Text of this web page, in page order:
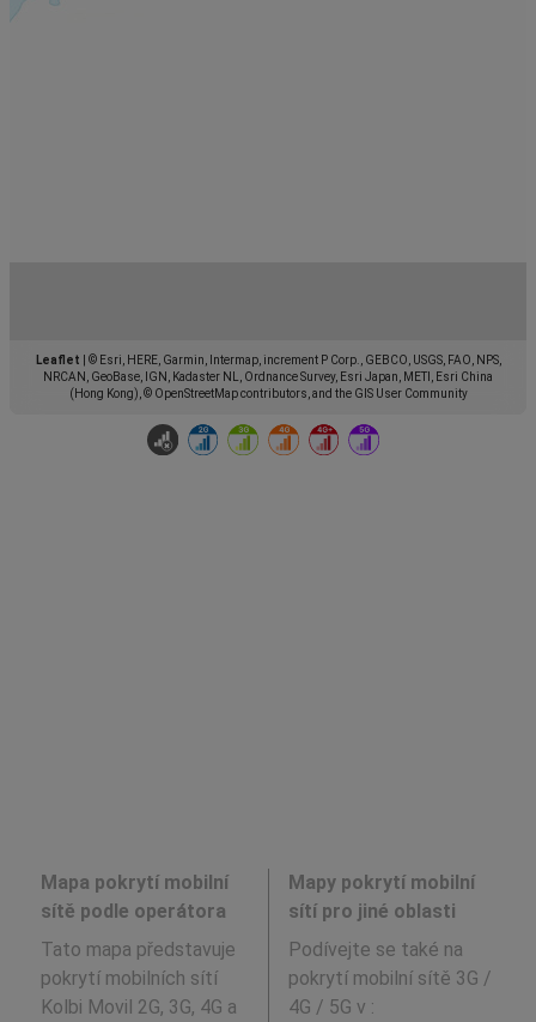
Leaflet
© Esri, HERE, Garmin, Intermap, increment P Corp., GEBCO, USGS, FAO, NPS,
NRCAN, GeoBase, IGN, Kadaster NL, Ordnance Survey, Esri Japan, METI, Esri China
(Hong Kong), © OpenStreetMap contributors, and the GIS User Community
Mapa pokrytí mobilní
sítě podle operátora
Tato mapa představuje
pokrytí mobilních sítí
Kolbi Movil 2G, 3G, 4G a
Mapy pokrytí mobilní
sítí pro jiné oblasti
Podívejte se také na
pokrytí mobilní sítě 3G /
4G / 5G v :